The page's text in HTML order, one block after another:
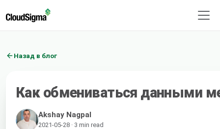
Назад в блог
Как обмениваться данными
Akshay Nagpal
2021-05-28 · 3 min read